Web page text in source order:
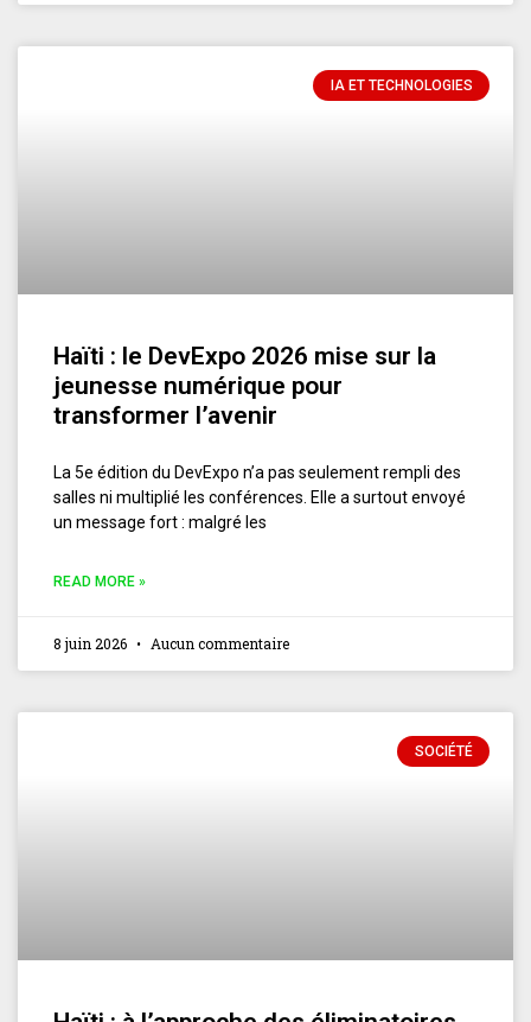
IA ET TECHNOLOGIES
Haïti : le DevExpo 2026 mise sur la
jeunesse numérique pour
transformer l’avenir
La 5e édition du DevExpo n’a pas seulement rempli des
salles ni multiplié les conférences. Elle a surtout envoyé
un message fort : malgré les
READ MORE »
8 juin 2026 Aucun commentaire
SOCIÉTÉ